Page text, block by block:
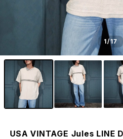
1/17
USA VINTAGE Jules LINE